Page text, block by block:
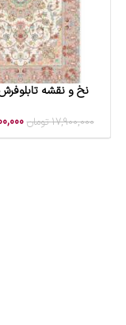
افزودن به سبد خرید
نخ و نقشه
17,900,000 تومان